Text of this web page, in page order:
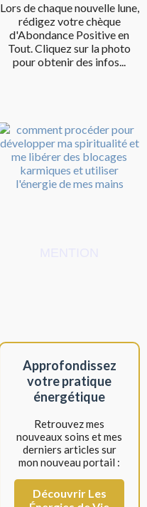
Lors de chaque nouvelle lune,
rédigez votre chèque
d'Abondance Positive en
Tout. Cliquez sur la photo
pour obtenir des infos...
Approfondissez
votre pratique
énergétique
Retrouvez mes
nouveaux soins et mes
derniers articles sur
mon nouveau portail :
Découvrir Les